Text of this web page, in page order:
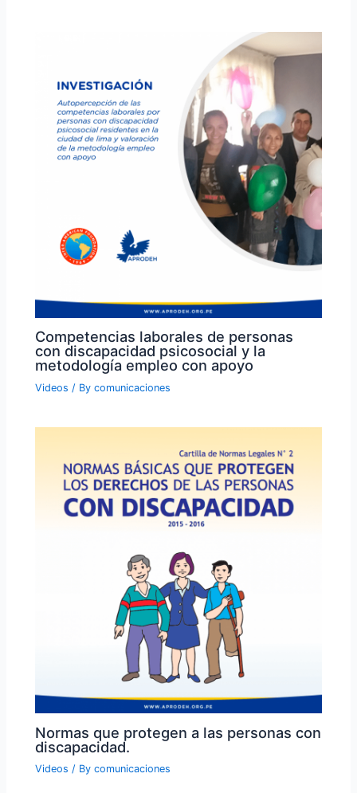
Competencias laborales de personas
con discapacidad psicosocial y la
metodología empleo con apoyo
Videos / Bycomunicaciones
Normas que protegen a las personas con
discapacidad.
Videos / Bycomunicaciones